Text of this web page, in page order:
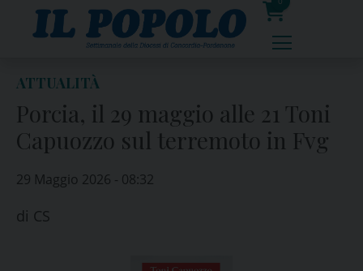
0
prodotti
ATTUALITÀ
Porcia, il 29 maggio alle 21 Toni
Capuozzo sul terremoto in Fvg
29 Maggio 2026 - 08:32
di CS